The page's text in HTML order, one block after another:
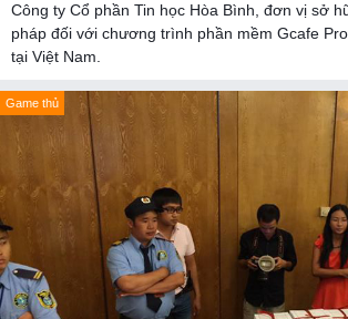
Công ty Cổ phần Tin học Hòa Bình, đơn vị sở
pháp đối với chương trình phần mềm Gcafe
tại Việt Nam.
Game thủ